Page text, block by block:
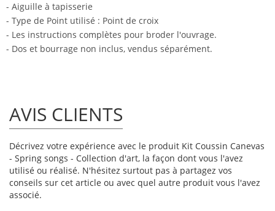
- Aiguille à tapisserie
- Type de Point utilisé : Point de croix
- Les instructions complètes pour broder l'ouvrage.
- Dos et bourrage non inclus, vendus séparément.
AVIS CLIENTS
Décrivez votre expérience avec le produit Kit Coussin Canevas
- Spring songs - Collection d'art, la façon dont vous l'avez
utilisé ou réalisé. N'hésitez surtout pas à partagez vos
conseils sur cet article ou avec quel autre produit vous l'avez
associé.